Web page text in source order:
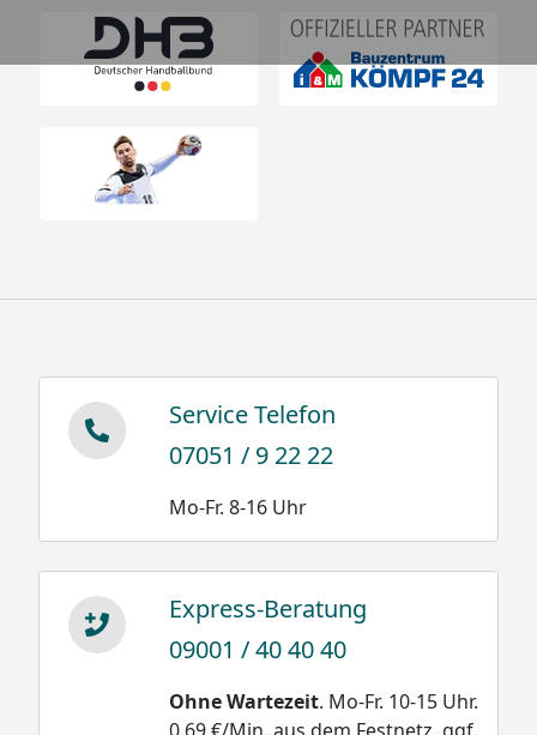
Service Telefon
07051 / 9 22 22
Mo-Fr. 8-16 Uhr
Express-Beratung
09001 / 40 40 40
Ohne Wartezeit. Mo-Fr. 10-15 Uhr.